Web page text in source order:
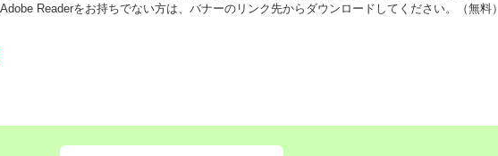
Adobe Readerをお持ちでない方は、バナーのリンク先からダウンロードしてください。（無料）